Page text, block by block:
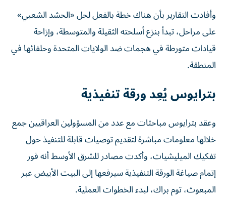
وأفادت التقارير بأن هناك خطة بالفعل لحل «الحشد الشعبي»
على مراحل، تبدأ بنزع أسلحته الثقيلة والمتوسطة، وإزاحة
قيادات متورطة في هجمات ضد الولايات المتحدة وحلفائها في
المنطقة.
بترايوس يُعِد ورقة تنفيذية
وعقد بترايوس مباحثات مع عدد من المسؤولين العراقيين جمع
خلالها معلومات مباشرة لتقديم توصيات قابلة للتنفيذ حول
تفكيك الميليشيات، وأكدت مصادر للشرق الأوسط أنه فور
إتمام صياغة الورقة التنفيذية سيرفعها إلى البيت الأبيض عبر
المبعوث، توم براك، لبدء الخطوات العملية.